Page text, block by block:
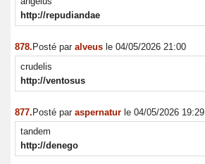
http://repudiandae
878. Posté par alveus le 04/05/2026 21:00
crudelis
http://ventosus
877.Posté par aspernatur le 04/05/2026 19:29
tandem
http://denego